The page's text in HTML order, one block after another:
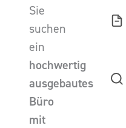
Sie
suchen
ein
hochwertig
ausgebautes
Büro
mit